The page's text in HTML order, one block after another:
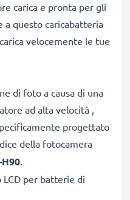
carica e pronta per gli
a questo caricabatteria
velocemente le tue
di foto a causa di una
ad alta velocità ,
progettato
della fotocamera
.
LCD per batterie di